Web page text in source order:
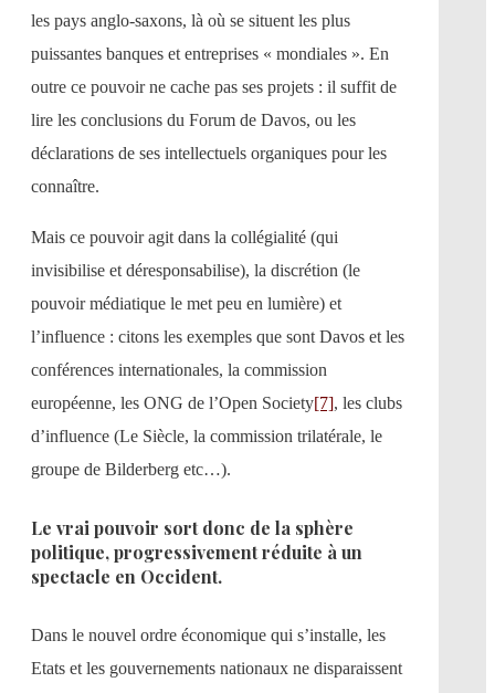
les pays anglo-saxons, là où se situent les plus
puissantes banques et entreprises « mondiales ». En
outre ce pouvoir ne cache pas ses projets : il suffit de
lire les conclusions du Forum de Davos, ou les
déclarations de ses intellectuels organiques pour les
connaître.
Mais ce pouvoir agit dans la collégialité (qui
invisibilise et déresponsabilise), la discrétion (le
pouvoir médiatique le met peu en lumière) et
l’influence : citons les exemples que sont Davos et les
conférences internationales, la commission
européenne, les ONG de l’Open Society[7], les clubs
d’influence (Le Siècle, la commission trilatérale, le
groupe de Bilderberg etc…).
Le vrai pouvoir sort donc de la sphère
politique, progressivement réduite à un
spectacle en Occident.
Dans le nouvel ordre économique qui s’installe, les
Etats et les gouvernements nationaux ne disparaissent